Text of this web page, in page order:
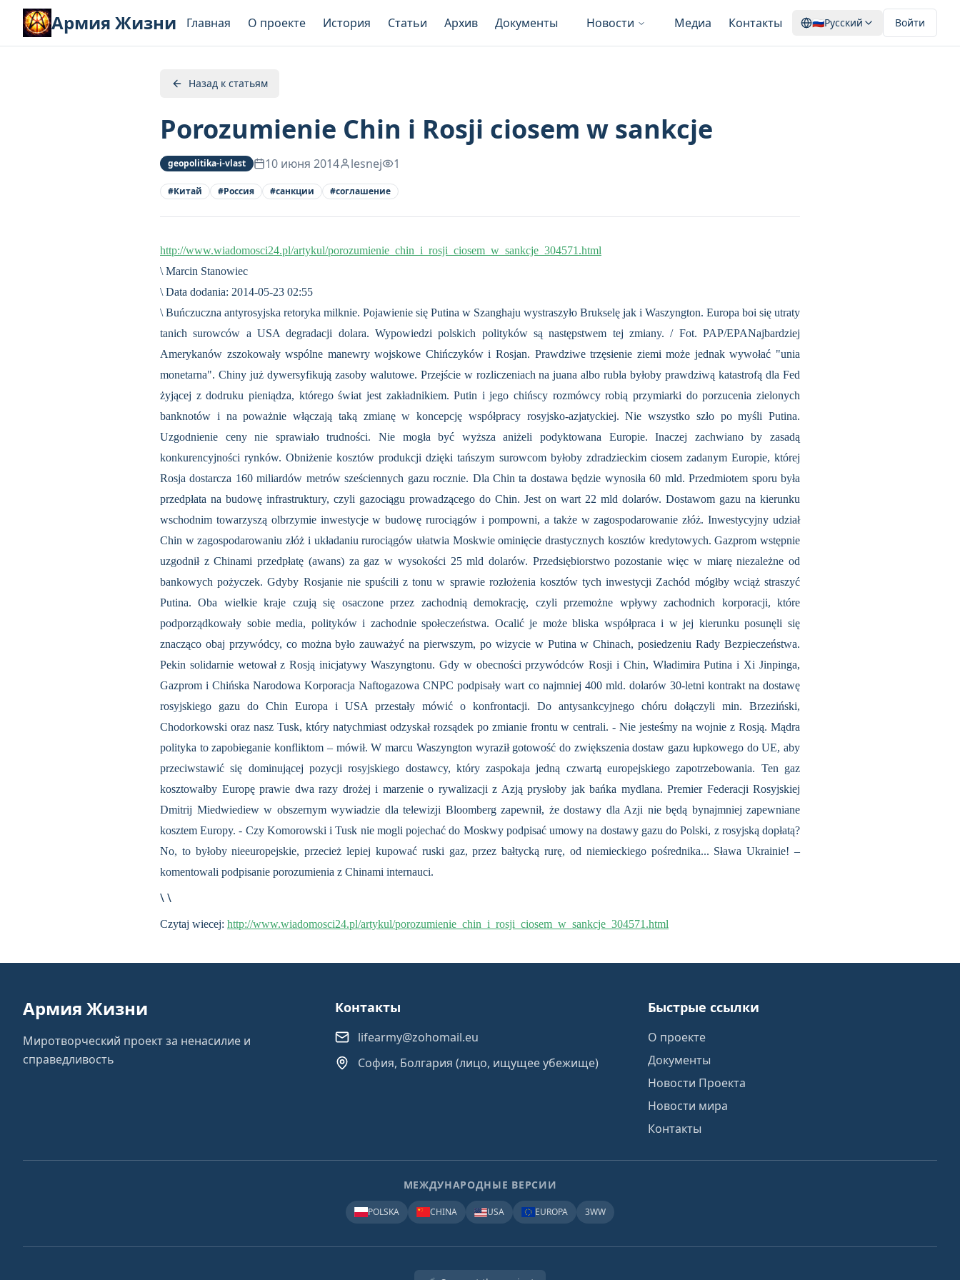
Армия Жизни Главная О проекте История Статьи Архив Документы Новости Медиа Контакты 🇷🇺Русский Войти
Назад к статьям
Porozumienie Chin i Rosji ciosem w sankcje
geopolitika-i-vlast 10 июня 2014 lesnej 1
#Китай #Россия #санкции #соглашение
http://www.wiadomosci24.pl/artykul/porozumienie_chin_i_rosji_ciosem_w_sankcje_304571.html
\ Marcin Stanowiec
\ Data dodania: 2014-05-23 02:55
\ Buńczuczna antyrosyjska retoryka milknie. Pojawienie się Putina w Szanghaju wystraszyło Brukselę jak i Waszyngton. Europa boi się utraty
tanich surowców a USA degradacji dolara. Wypowiedzi polskich polityków są następstwem tej zmiany. / Fot. PAP/EPANajbardziej
Amerykanów zszokowały wspólne manewry wojskowe Chińczyków i Rosjan. Prawdziwe trzęsienie ziemi może jednak wywołać "unia
monetarna". Chiny już dywersyfikują zasoby walutowe. Przejście w rozliczeniach na juana albo rubla byłoby prawdziwą katastrofą dla Fed
żyjącej z dodruku pieniądza, którego świat jest zakładnikiem. Putin i jego chińscy rozmówcy robią przymiarki do porzucenia zielonych
banknotów i na poważnie włączają taką zmianę w koncepcję współpracy rosyjsko-azjatyckiej. Nie wszystko szło po myśli Putina.
Uzgodnienie ceny nie sprawiało trudności. Nie mogła być wyższa aniżeli podyktowana Europie. Inaczej zachwiano by zasadą
konkurencyjności rynków. Obniżenie kosztów produkcji dzięki tańszym surowcom byłoby zdradzieckim ciosem zadanym Europie, której
Rosja dostarcza 160 miliardów metrów sześciennych gazu rocznie. Dla Chin ta dostawa będzie wynosiła 60 mld. Przedmiotem sporu była
przedpłata na budowę infrastruktury, czyli gazociągu prowadzącego do Chin. Jest on wart 22 mld dolarów. Dostawom gazu na kierunku
wschodnim towarzyszą olbrzymie inwestycje w budowę rurociągów i pompowni, a także w zagospodarowanie złóż. Inwestycyjny udział
Chin w zagospodarowaniu złóż i układaniu rurociągów ułatwia Moskwie ominięcie drastycznych kosztów kredytowych. Gazprom wstępnie
uzgodnił z Chinami przedpłatę (awans) za gaz w wysokości 25 mld dolarów. Przedsiębiorstwo pozostanie więc w miarę niezależne od
bankowych pożyczek. Gdyby Rosjanie nie spuścili z tonu w sprawie rozłożenia kosztów tych inwestycji Zachód mógłby wciąż straszyć
Putina. Oba wielkie kraje czują się osaczone przez zachodnią demokrację, czyli przemożne wpływy zachodnich korporacji, które
podporządkowały sobie media, polityków i zachodnie społeczeństwa. Ocalić je może bliska współpraca i w jej kierunku posunęli się
znacząco obaj przywódcy, co można było zauważyć na pierwszym, po wizycie w Putina w Chinach, posiedzeniu Rady Bezpieczeństwa.
Pekin solidarnie wetował z Rosją inicjatywy Waszyngtonu. Gdy w obecności przywódców Rosji i Chin, Władimira Putina i Xi Jinpinga,
Gazprom i Chińska Narodowa Korporacja Naftogazowa CNPC podpisały wart co najmniej 400 mld. dolarów 30-letni kontrakt na dostawę
rosyjskiego gazu do Chin Europa i USA przestały mówić o konfrontacji. Do antysankcyjnego chóru dołączyli min. Brzeziński,
Chodorkowski oraz nasz Tusk, który natychmiast odzyskał rozsądek po zmianie frontu w centrali. - Nie jesteśmy na wojnie z Rosją. Mądra
polityka to zapobieganie konfliktom – mówił. W marcu Waszyngton wyraził gotowość do zwiększenia dostaw gazu łupkowego do UE, aby
przeciwstawić się dominującej pozycji rosyjskiego dostawcy, który zaspokaja jedną czwartą europejskiego zapotrzebowania. Ten gaz
kosztowałby Europę prawie dwa razy drożej i marzenie o rywalizacji z Azją prysłoby jak bańka mydlana. Premier Federacji Rosyjskiej
Dmitrij Miedwiediew w obszernym wywiadzie dla telewizji Bloomberg zapewnił, że dostawy dla Azji nie będą bynajmniej zapewniane
kosztem Europy. - Czy Komorowski i Tusk nie mogli pojechać do Moskwy podpisać umowy na dostawy gazu do Polski, z rosyjską dopłatą?
No, to byłoby nieeuropejskie, przecież lepiej kupować ruski gaz, przez bałtycką rurę, od niemieckiego pośrednika... Sława Ukrainie! –
komentowali podpisanie porozumienia z Chinami internauci.
\ \
Czytaj wiecej: http://www.wiadomosci24.pl/artykul/porozumienie_chin_i_rosji_ciosem_w_sankcje_304571.html
Армия Жизни
Миротворческий проект за ненасилие и
справедливость
Контакты
lifearmy@zohomail.eu
София, Болгария (лицо, ищущее убежище)
Быстрые ссылки
О проекте
Документы
Новости Проекта
Новости мира
Контакты
МЕЖДУНАРОДНЫЕ ВЕРСИИ
POLSKA CHINA USA EUROPA 3WW